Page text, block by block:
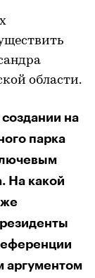
области.
на
парка
На какой
аргументом